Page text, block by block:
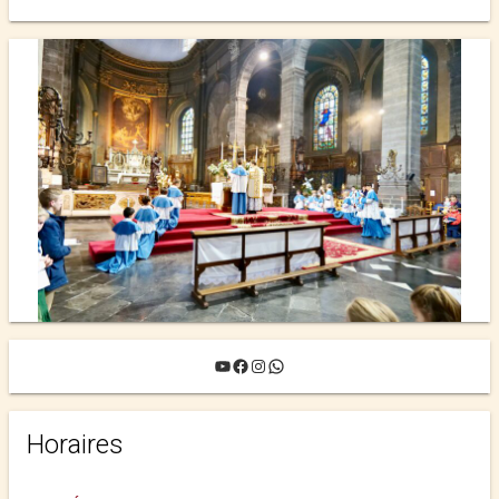
YouTube
Facebook
Instagram
WhatsApp
Horaires